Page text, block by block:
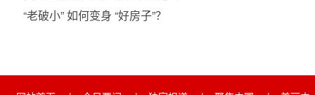
“老破小” 如何变身 “好房子”？